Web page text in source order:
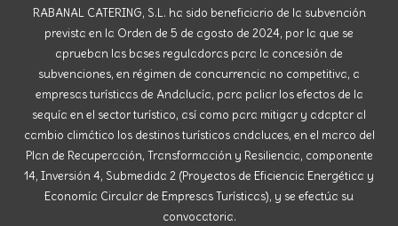
RABANAL CATERING, S.L. ha sido beneficiario de la subvención
prevista en la Orden de 5 de agosto de 2024, por la que se
aprueban las bases reguladoras para la concesión de
subvenciones, en régimen de concurrencia no competitiva, a
empresas turísticas de Andalucía, para paliar los efectos de la
sequía en el sector turístico, así como para mitigar y adaptar al
cambio climático los destinos turísticos andaluces, en el marco del
Plan de Recuperación, Transformación y Resiliencia, componente
14, Inversión 4, Submedida 2 (Proyectos de Eficiencia Energética y
Economía Circular de Empresas Turísticas), y se efectúa su
convocatoria.